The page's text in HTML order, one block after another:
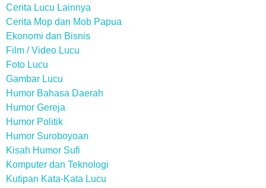
Cerita Lucu Lainnya
Cerita Mop dan Mob Papua
Ekonomi dan Bisnis
Film / Video Lucu
Foto Lucu
Gambar Lucu
Humor Bahasa Daerah
Humor Gereja
Humor Politik
Humor Suroboyoan
Kisah Humor Sufi
Komputer dan Teknologi
Kutipan Kata-Kata Lucu